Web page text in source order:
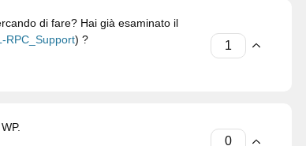
di fare? Hai già esaminato il
RPC_Support) ?